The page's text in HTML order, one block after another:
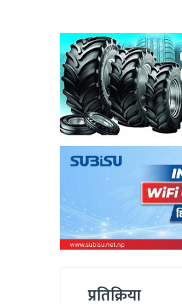
प्रतिक्रिया